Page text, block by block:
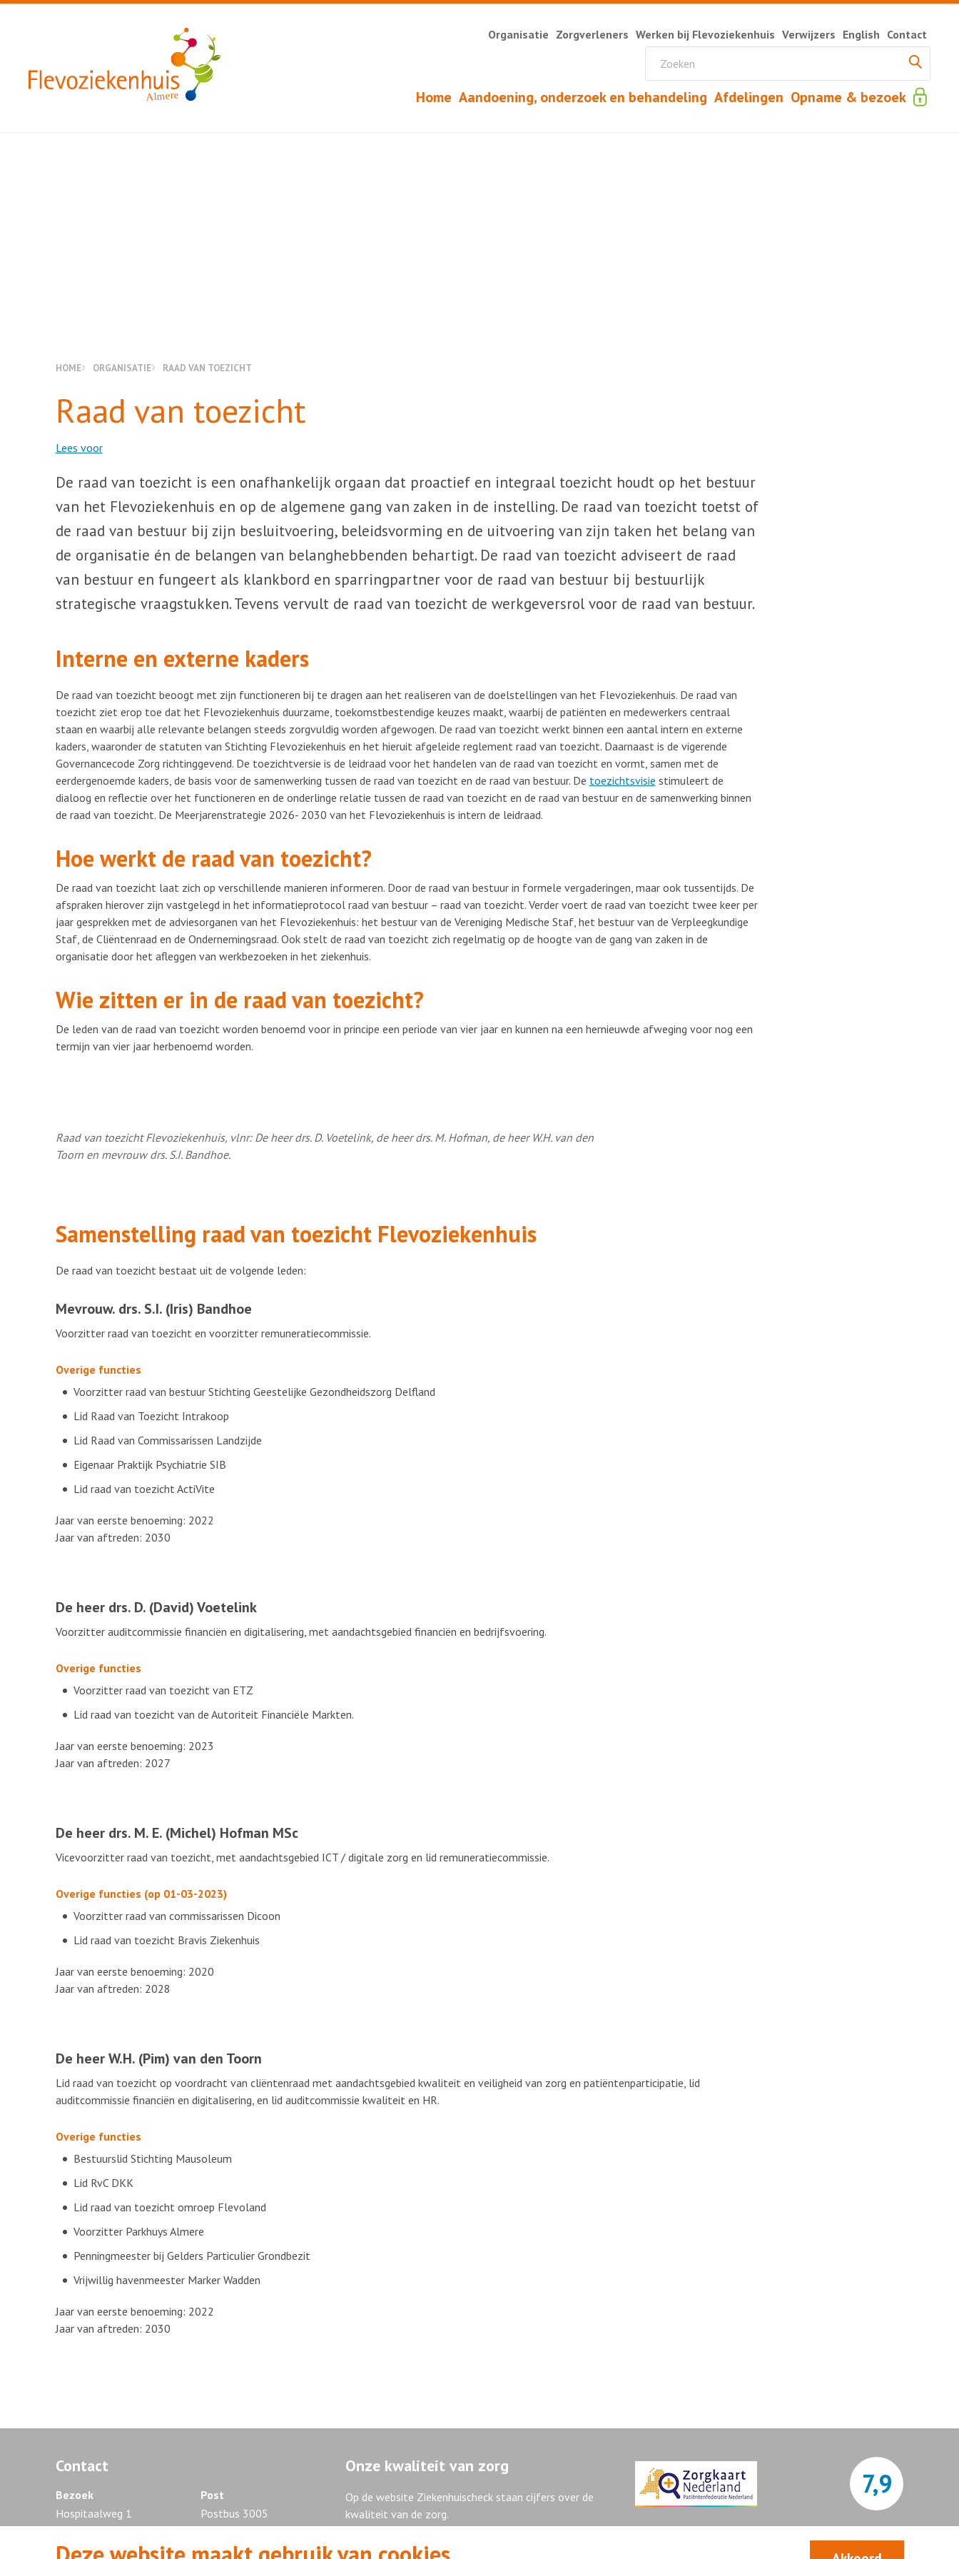
Almere Home Aandoening, onderzoek en behandeling Afdelingen Opname & bezoek
Organisatie Zorgverleners Werken bij Flevoziekenhuis Verwijzers English Contact
HOME ORGANISATIE RAAD VAN TOEZICHT
Raad van toezicht
Lees voor
De raad van toezicht is een onafhankelijk orgaan dat proactief en integraal toezicht houdt op het bestuur
van het Flevoziekenhuis en op de algemene gang van zaken in de instelling. De raad van toezicht toetst of
de raad van bestuur bij zijn besluitvoering, beleidsvorming en de uitvoering van zijn taken het belang van
de organisatie én de belangen van belanghebbenden behartigt. De raad van toezicht adviseert de raad
van bestuur en fungeert als klankbord en sparringpartner voor de raad van bestuur bij bestuurlijk
strategische vraagstukken. Tevens vervult de raad van toezicht de werkgeversrol voor de raad van bestuur.
Interne en externe kaders
De raad van toezicht beoogt met zijn functioneren bij te dragen aan het realiseren van de doelstellingen van het Flevoziekenhuis. De raad van
toezicht ziet erop toe dat het Flevoziekenhuis duurzame, toekomstbestendige keuzes maakt, waarbij de patiënten en medewerkers centraal
staan en waarbij alle relevante belangen steeds zorgvuldig worden afgewogen. De raad van toezicht werkt binnen een aantal intern en externe
kaders, waaronder de statuten van Stichting Flevoziekenhuis en het hieruit afgeleide reglement raad van toezicht. Daarnaast is de vigerende
Governancecode Zorg richtinggevend. De toezichtversie is de leidraad voor het handelen van de raad van toezicht en vormt, samen met de
eerdergenoemde kaders, de basis voor de samenwerking tussen de raad van toezicht en de raad van bestuur. De toezichtsvisie stimuleert de
dialoog en reflectie over het functioneren en de onderlinge relatie tussen de raad van toezicht en de raad van bestuur en de samenwerking binnen
de raad van toezicht. De Meerjarenstrategie 2026- 2030 van het Flevoziekenhuis is intern de leidraad.
Hoe werkt de raad van toezicht?
De raad van toezicht laat zich op verschillende manieren informeren. Door de raad van bestuur in formele vergaderingen, maar ook tussentijds. De
afspraken hierover zijn vastgelegd in het informatieprotocol raad van bestuur – raad van toezicht. Verder voert de raad van toezicht twee keer per
jaar gesprekken met de adviesorganen van het Flevoziekenhuis: het bestuur van de Vereniging Medische Staf, het bestuur van de Verpleegkundige
Staf, de Cliëntenraad en de Ondernemingsraad. Ook stelt de raad van toezicht zich regelmatig op de hoogte van de gang van zaken in de
organisatie door het afleggen van werkbezoeken in het ziekenhuis.
Wie zitten er in de raad van toezicht?
De leden van de raad van toezicht worden benoemd voor in principe een periode van vier jaar en kunnen na een hernieuwde afweging voor nog een
termijn van vier jaar herbenoemd worden.
Raad van toezicht Flevoziekenhuis, vlnr: De heer drs. D. Voetelink, de heer drs. M. Hofman, de heer W.H. van den
Toorn en mevrouw drs. S.I. Bandhoe.
Samenstelling raad van toezicht Flevoziekenhuis
De raad van toezicht bestaat uit de volgende leden:
Mevrouw. drs. S.I. (Iris) Bandhoe
Voorzitter raad van toezicht en voorzitter remuneratiecommissie.
Overige functies
Voorzitter raad van bestuur Stichting Geestelijke Gezondheidszorg Delfland
Lid Raad van Toezicht Intrakoop
Lid Raad van Commissarissen Landzijde
Eigenaar Praktijk Psychiatrie SIB
Lid raad van toezicht ActiVite
Jaar van eerste benoeming: 2022
Jaar van aftreden: 2030
De heer drs. D. (David) Voetelink
Voorzitter auditcommissie financiën en digitalisering, met aandachtsgebied financiën en bedrijfsvoering.
Overige functies
Voorzitter raad van toezicht van ETZ
Lid raad van toezicht van de Autoriteit Financiële Markten.
Jaar van eerste benoeming: 2023
Jaar van aftreden: 2027
De heer drs. M. E. (Michel) Hofman MSc
Vicevoorzitter raad van toezicht, met aandachtsgebied ICT / digitale zorg en lid remuneratiecommissie.
Overige functies (op 01-03-2023)
Voorzitter raad van commissarissen Dicoon
Lid raad van toezicht Bravis Ziekenhuis
Jaar van eerste benoeming: 2020
Jaar van aftreden: 2028
De heer W.H. (Pim) van den Toorn
Lid raad van toezicht op voordracht van cliëntenraad met aandachtsgebied kwaliteit en veiligheid van zorg en patiëntenparticipatie, lid
auditcommissie financiën en digitalisering, en lid auditcommissie kwaliteit en HR.
Overige functies
Bestuurslid Stichting Mausoleum
Lid RvC DKK
Lid raad van toezicht omroep Flevoland
Voorzitter Parkhuys Almere
Penningmeester bij Gelders Particulier Grondbezit
Vrijwillig havenmeester Marker Wadden
Jaar van eerste benoeming: 2022
Jaar van aftreden: 2030
Contact
Bezoek
Hospitaalweg 1
1315 RA Almere
Tel. 036 - 868 88 88
Post
Postbus 3005
1300 EG Almere
Onze kwaliteit van zorg
Op de website Ziekenhuischeck staan cijfers over de
kwaliteit van de zorg.
Ziekenhuischeck
7,9